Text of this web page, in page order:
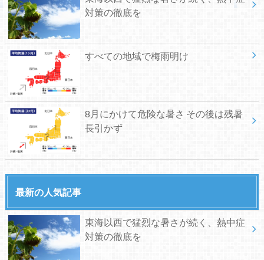
対策の徹底を
すべての地域で梅雨明け
8月にかけて危険な暑さ その後は残暑
長引かず
最新の人気記事
東海以西で猛烈な暑さが続く、熱中症
対策の徹底を